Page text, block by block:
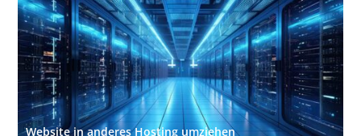
Website in anderes Hosting umziehen